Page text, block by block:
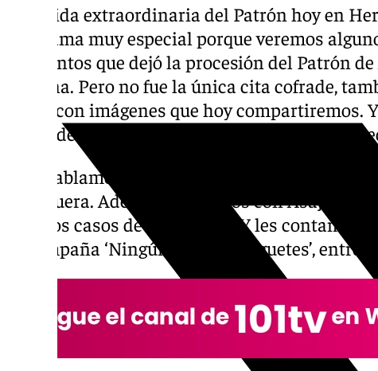
La salida extraordinaria del Patrón hoy en
programa muy especial porque veremos
momentos que dejó la procesión del Patrón
semana. Pero no fue la única cita cofrade,
Salud con imágenes que hoy compartiremos.
niños de la Centuria Romana de Fuente de
Hoy hablamos de temas que tienen que ver
Antequera. Además, hablamos con Asaja
ante los casos de gripe aviar. Y les contamos
la campaña ‘Ningún niño sin juguetes’, entre